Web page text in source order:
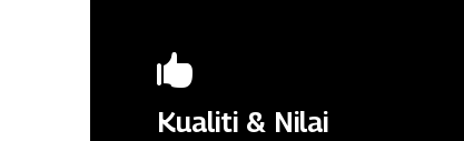

Kualiti & Nilai